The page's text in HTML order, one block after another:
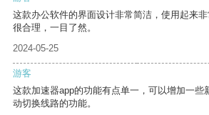
这款办公软件的界面设计非常简洁，使用起来
很合理，一目了然。
2024-05-25
游客
这款加速器app的功能有点单一，可以增加一些
动切换线路的功能。